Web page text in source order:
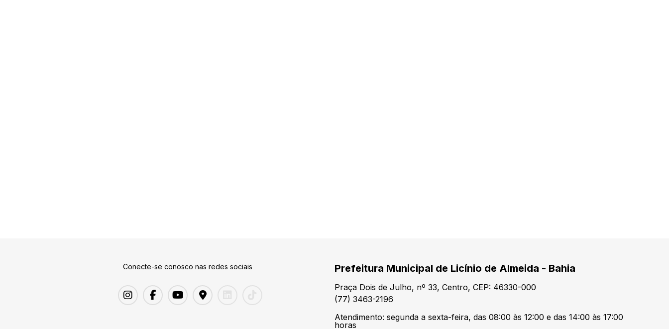
Conecte-se conosco nas redes sociais Prefeitura Municipal de Licínio de Almeida - Bahia
Praça Dois de Julho, nº 33, Centro, CEP: 46330-000
(77) 3463-2196
Atendimento: segunda a sexta-feira, das 08:00 às 12:00 e das 14:00 às 17:00
horas